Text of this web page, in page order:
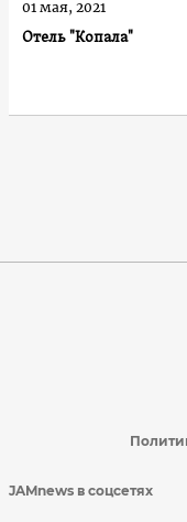
Отель "Копала"
01 мая, 2021
JAMnews в соцсетях